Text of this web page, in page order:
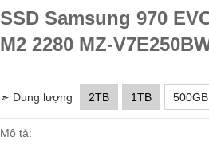
SSD Samsung 970
M2 2280 MZ-
➣ Dung lượng 2TB 1TB
Mô tả: